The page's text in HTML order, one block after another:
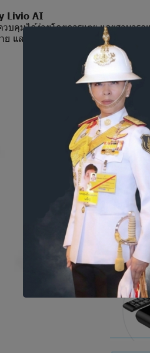
Livio AI
วบคุมได้ง่ายโดยการแตะ และสามา
ย และหากแค่นั้นยังไม่พอ Livio AI ยั